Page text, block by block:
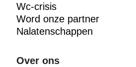
Wc-crisis
Word onze partner
Nalatenschappen
Over ons